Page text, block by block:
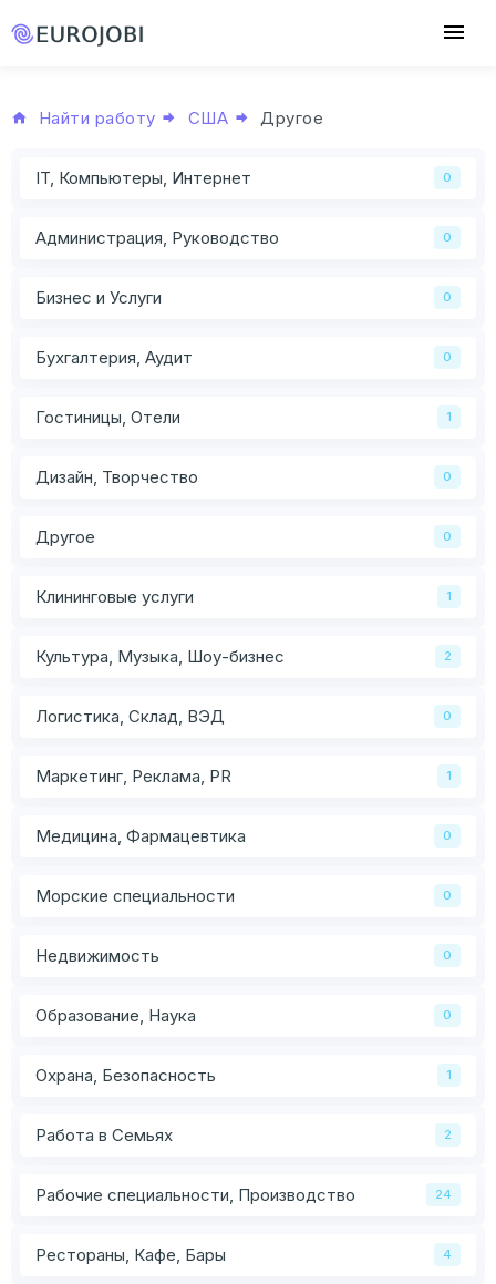
Найти работу США Другое
IT, Компьютеры, Интернет 0
Администрация, Руководство 0
Бизнес и Услуги 0
Бухгалтерия, Аудит 0
Гостиницы, Отели 1
Дизайн, Творчество 0
Другое 0
Клининговые услуги 1
Культура, Музыка, Шоу-бизнес 2
Логистика, Склад, ВЭД 0
Маркетинг, Реклама, PR 1
Медицина, Фармацевтика 0
Морские специальности 0
Недвижимость 0
Образование, Наука 0
Охрана, Безопасность 1
Работа в Семьях 2
Рабочие специальности, Производство 24
Рестораны, Кафе, Бары 4